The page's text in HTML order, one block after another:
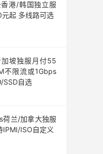
港/韩国独立服
起 多线路可选
加坡独服月付55
不限流或1Gbps
SSD自选
荷兰/加拿大独服
IPMI/ISO自定义